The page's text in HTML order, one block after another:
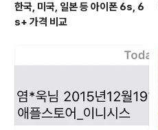
한국, 미국, 일본 등 아이폰 6s, 6
s+ 가격 비교